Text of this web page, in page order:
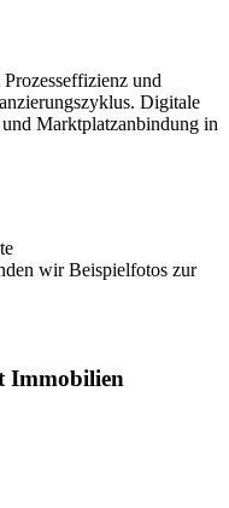
und
Digitale
Marktplatzanbindung in
wir Beispielfotos zur
Immobilien